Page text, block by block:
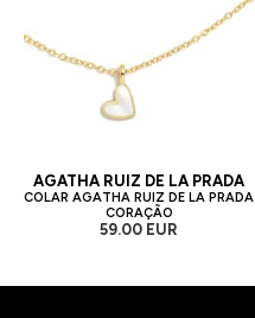
AGATHA RUIZ DE LA PRADA
COLAR AGATHA RUIZ DE LA PRADA
CORAÇÃO
59.00 EUR